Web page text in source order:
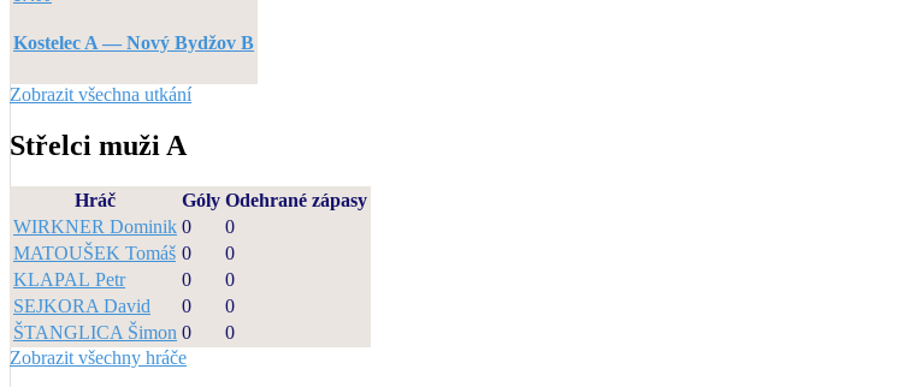
Kostelec A — Nový Bydžov B
Zobrazit všechna utkání
Střelci muži A
Hráč Góly Odehrané zápasy
WIRKNER Dominik 0
0
MATOUŠEK Tomáš 0
0
KLAPAL Petr
0
0
SEJKORA David
0
0
ŠTANGLICA Šimon 0
0
Zobrazit všechny hráče